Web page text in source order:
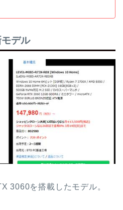
デル
3060を搭載したモデル。